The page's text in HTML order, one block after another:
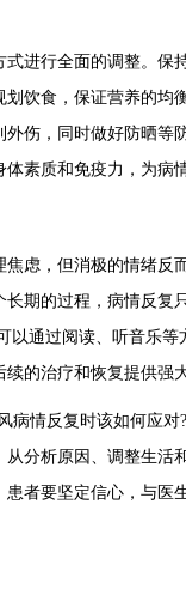
行全面的调整。保
饮食，保证营养的均
伤，同时做好防晒等
素质和免疫力，为病
，但消极的情绪反
期的过程，病情反复
以通过阅读、听音乐
的治疗和恢复提供强
情反复时该如何应对
分析原因、调整生活
者要坚定信心，与医